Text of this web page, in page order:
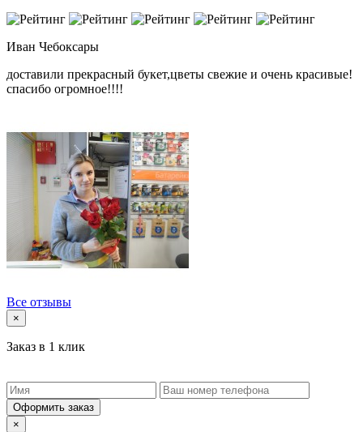
Иван Чебоксары
доставили прекрасный букет,цветы свежие и очень красивые!
спасибо огромное!!!!
Все отзывы
×
Заказ в 1 клик
Оформить заказ
×